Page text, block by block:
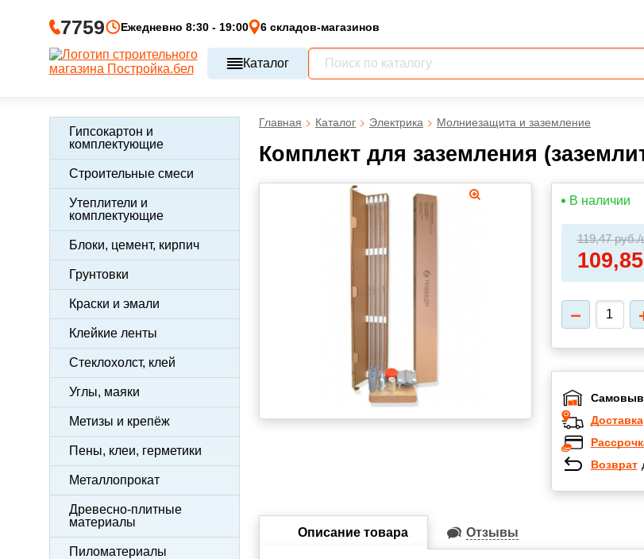
7759 Ежедневно 8:30 - 19:00 6 складов-магазинов
Каталог
Гипсокартон и
комплектующие
Строительные смеси
Утеплители и
комплектующие
Блоки, цемент, кирпич
Грунтовки
Краски и эмали
Клейкие ленты
Стеклохолст, клей
Углы, маяки
Метизы и крепёж
Пены, клеи, герметики
Металлопрокат
Древесно-плитные
материалы
Пиломатериалы
Главная Каталог Электрика Молниезащита и заземление
Комплект для заземления
В наличии
119,47руб./
109,85
Доставка
Возврат
Описание товара Отзывы